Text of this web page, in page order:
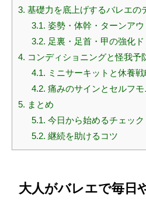
3. 基礎力を底上げするバレエの
3.1. 姿勢・体幹・ターンア
3.2. 足裏・足首・甲の強化
4. コンディショニングと怪我予
4.1. ミニサーキットと休養戦
4.2. 痛みのサインとセルフ
5. まとめ
5.1. 今日から始めるチェック
5.2. 継続を助けるコツ
大人がバレエで毎日